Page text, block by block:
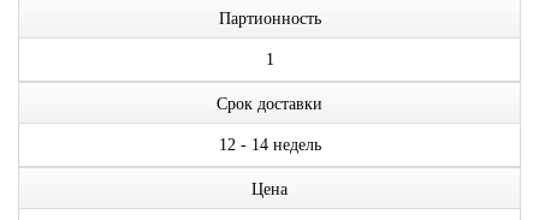
Партионность
1
Срок доставки
12 - 14 недель
Цена